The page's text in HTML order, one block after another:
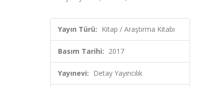
Yayın Türü: Kitap / Araştırma Kitabı
Basım Tarihi: 2017
Yayınevi: Detay Yayıncılık